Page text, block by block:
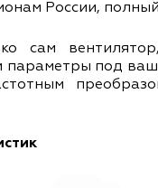
России,
сам
параметры под